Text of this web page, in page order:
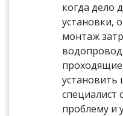
когда дело
установки,
монтаж
проходящие
установить
специалист
проблему и